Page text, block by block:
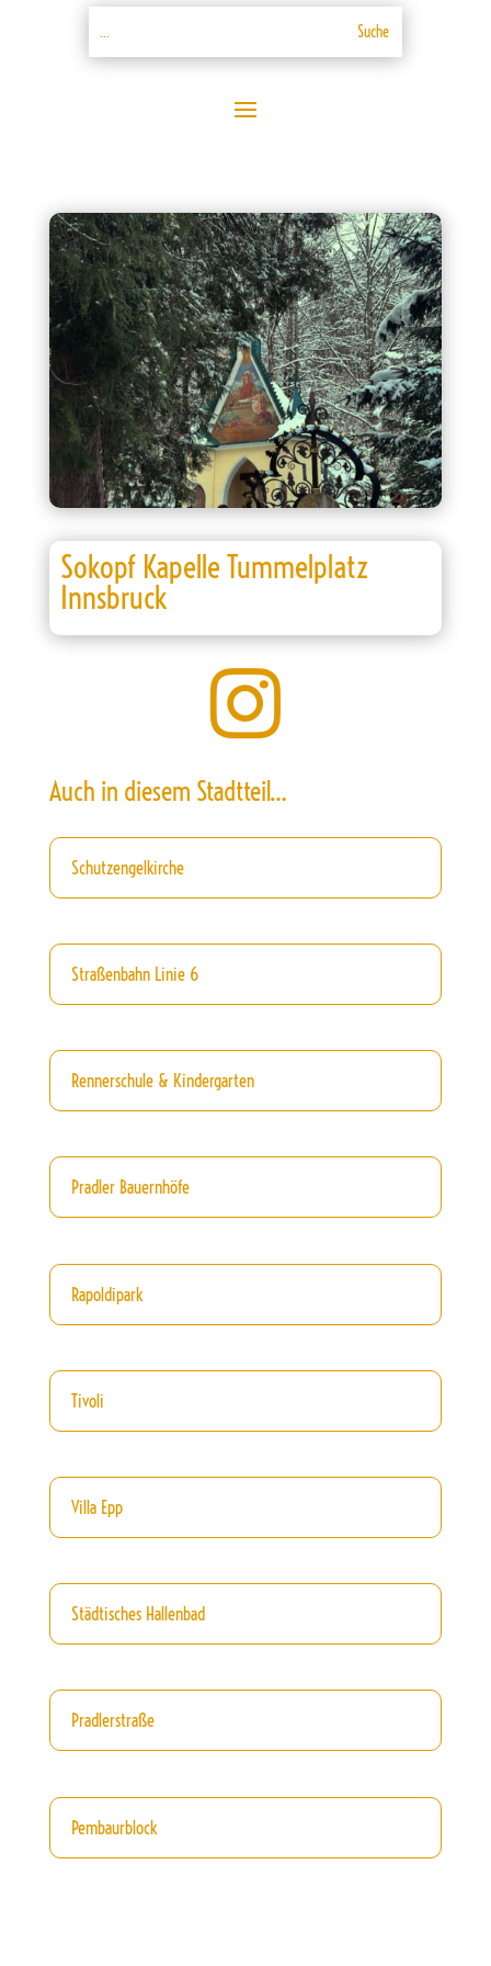
Sokopf Kapelle Tummelplatz
Innsbruck

Auch in diesem Stadtteil…
Schutzengelkirche
Straßenbahn Linie 6
Rennerschule & Kindergarten
Pradler Bauernhöfe
Rapoldipark
Tivoli
Villa Epp
Städtisches Hallenbad
Pradlerstraße
Pembaurblock